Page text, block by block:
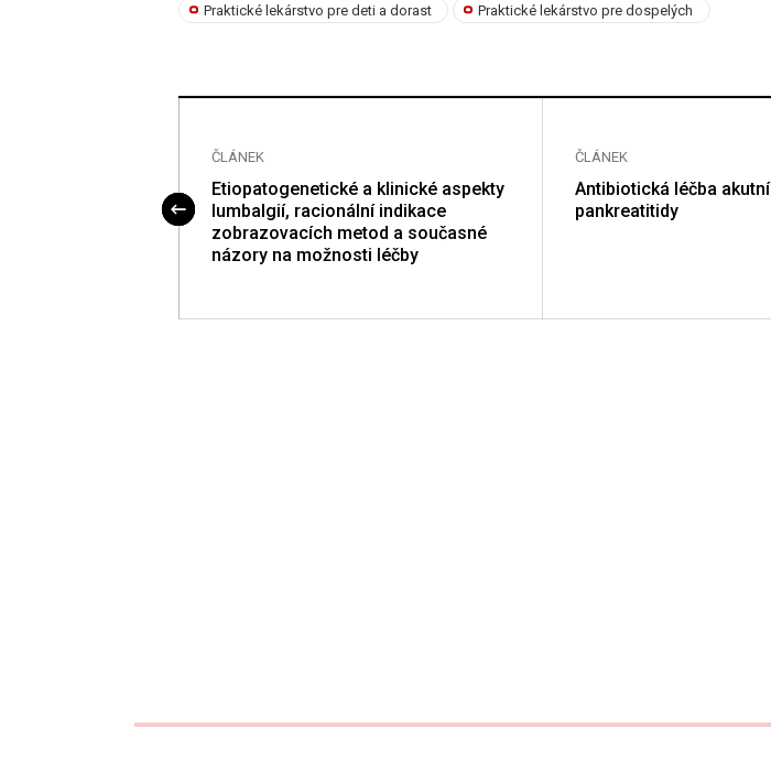
Praktické lekárstvo pre deti a dorast Praktické lekárstvo pre dospelých
ČLÁNEK
Etiopatogenetické a klinické aspekty
lumbalgií, racionální indikace
zobrazovacích metod a současné
názory na možnosti léčby
ČLÁNEK
Antibiotická léčba akutní
pankreatitidy